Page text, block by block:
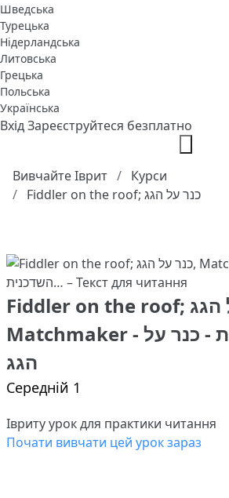
Шведська
Турецька
Нідерландська
Литовська
Грецька
Польська
Українська
ВхідЗареєструйтеся безплатно
Вивчайте Іврит
Курси
Fiddler on the roof; כנר על הגג
Fiddler on the roof; כנר על הגג,
Matchmaker - ינטה, השדכנית - כנר על
הגג
Середній 1
Івриту урок для практики читання
Почати вивчати цей урок зараз